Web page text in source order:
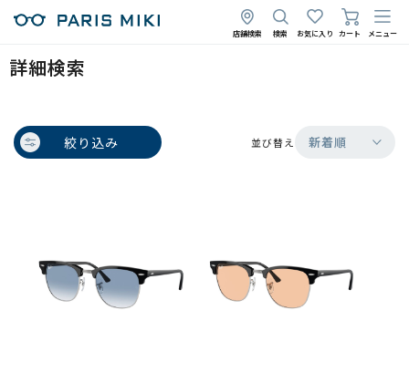
店舗検索 検索 お気に入り カート メニュー
詳細検索
絞り込み 並び替え 新着順